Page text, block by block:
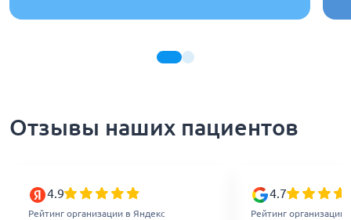
Отзывы наших пациентов
4.9
Рейтинг организации в Яндекс
4.7
Рейтинг организации